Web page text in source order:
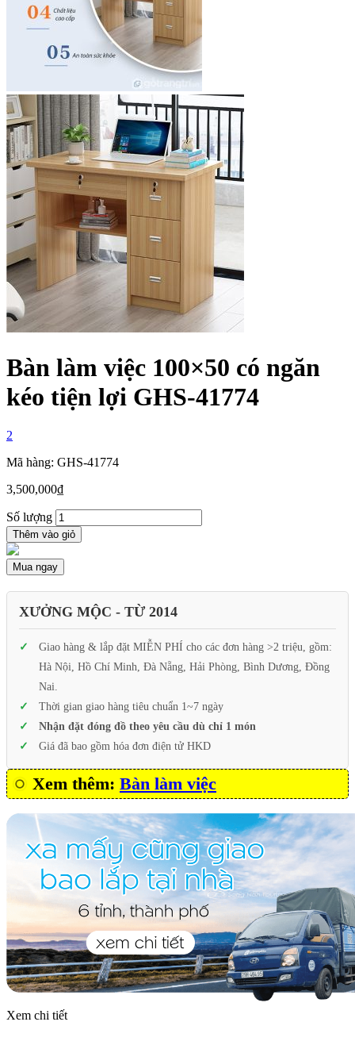
Bàn làm việc 100×50 có ngăn
kéo tiện lợi GHS-41774
2
Mã hàng: GHS-41774
3,500,000₫
Số lượng
Thêm vào giỏ
Mua ngay
XƯỞNG MỘC - TỪ 2014
Giao hàng & lắp đặt MIỄN PHÍ cho các đơn hàng >2 triệu, gồm:
Hà Nội, Hồ Chí Minh, Đà Nẵng, Hải Phòng, Bình Dương, Đồng
Nai.
Thời gian giao hàng tiêu chuẩn 1~7 ngày
Nhận đặt đóng đồ theo yêu cầu dù chỉ 1 món
Giá đã bao gồm hóa đơn điện tử HKD
Xem thêm: Bàn làm việc
Xem chi tiết